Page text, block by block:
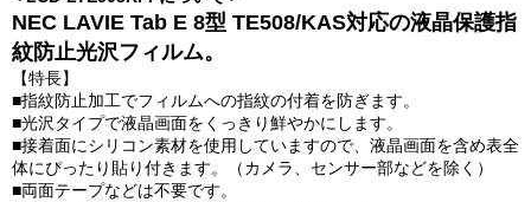
NEC LAVIE Tab E 8型 TE508/KAS対応の液晶保護指
紋防止光沢フィルム。
【特長】
■指紋防止加工でフィルムへの指紋の付着を防ぎます。
■光沢タイプで液晶画面をくっきり鮮やかにします。
■接着面にシリコン素材を使用していますので、液晶画面を含め表全
体にぴったり貼り付きます。（カメラ、センサー部などを除く）
■両面テープなどは不要です。